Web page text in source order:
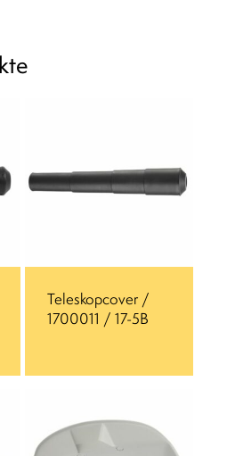
Teleskopcover /
1700011 / 17-5B